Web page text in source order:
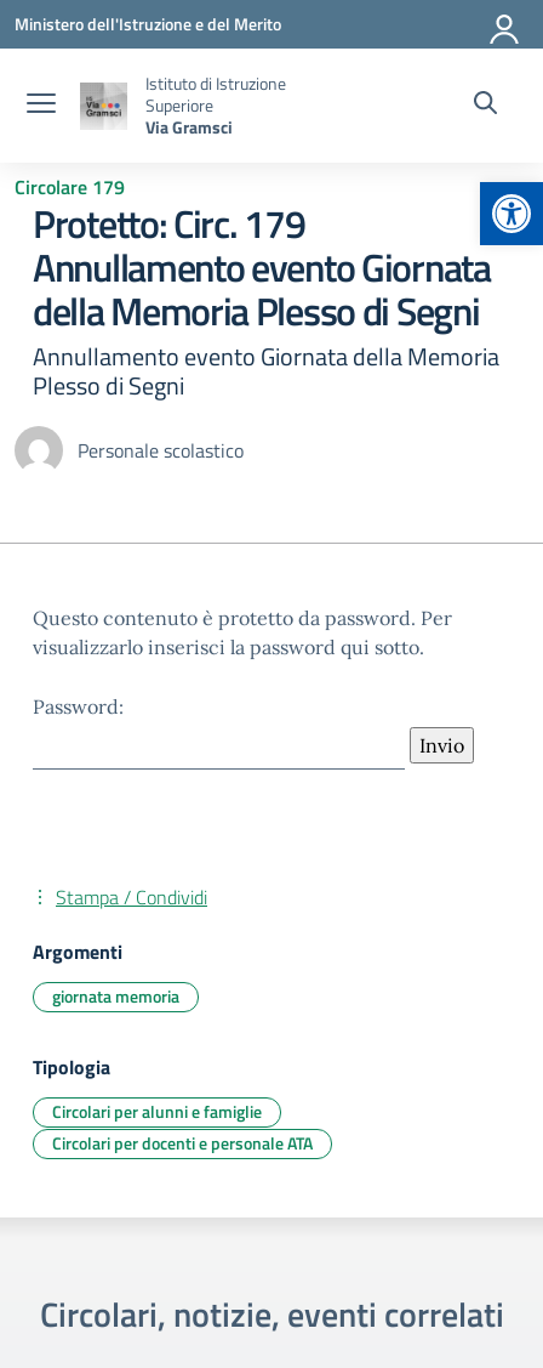
Vai ai contenuti
Vai al menu di navigazione
Vai al footer
Ministero dell'Istruzione e del Merito
Istituto di Istruzione
Superiore
Via Gramsci
Circolare 179
Protetto: Circ. 179
Annullamento evento Giornata
della Memoria Plesso di Segni
Annullamento evento Giornata della Memoria
Plesso di Segni
Personale scolastico
Questo contenuto è protetto da password. Per
visualizzarlo inserisci la password qui sotto.
Password:
Stampa / Condividi
Argomenti
giornata memoria
Tipologia
Circolari per alunni e famiglie
Circolari per docenti e personale ATA
Circolari, notizie, eventi correlati